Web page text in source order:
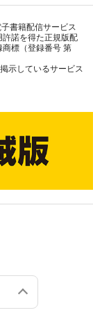
書籍配信サービス
諾を得た正規版配
標（登録番号 第
示しているサービス